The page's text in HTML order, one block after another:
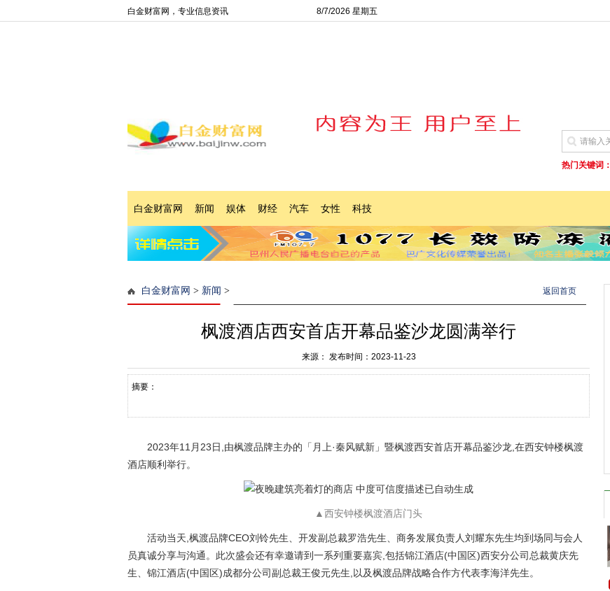
白金财富网，专业信息资讯 8/7/2026 星期五
热门关键词：
白金财富网 新闻 娱体 财经 汽车 女性 科技
白金财富网 > 新闻 > 返回首页
枫渡酒店西安首店开幕品鉴沙龙圆满举行
来源： 发布时间：2023-11-23
摘要：
2023年11月23日,由枫渡品牌主办的「月上·秦风赋新」暨枫渡西安首店开幕品鉴沙龙,在西安钟楼枫渡
酒店顺利举行。
▲西安钟楼枫渡酒店门头
活动当天,枫渡品牌CEO刘铃先生、开发副总裁罗浩先生、商务发展负责人刘耀东先生均到场同与会人
员真诚分享与沟通。此次盛会还有幸邀请到一系列重要嘉宾,包括锦江酒店(中国区)西安分公司总裁黄庆先
生、锦江酒店(中国区)成都分公司副总裁王俊元先生,以及枫渡品牌战略合作方代表李海洋先生。